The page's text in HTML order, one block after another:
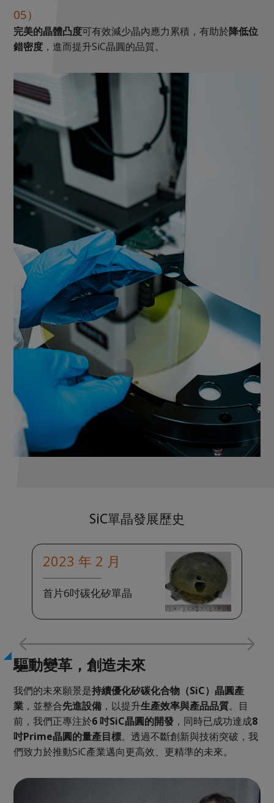
05）
完美的晶體凸度可有效減少晶內應力累積，有助於降低位
錯密度 ，進而提升SiC晶圓的品質。
SiC單晶發展歷史
2023 年 2 月
首片6吋碳化矽單晶
驅動變革，創造未來
我們的未來願景是持續優化矽碳化合物（SiC）晶圓產
業 ，並整合先進設備 ，以提升生產效率與產品品質。目
前，我們正專注於6 吋SiC晶圓的開發 ，同時已成功達成8
吋Prime晶圓的量產目標。透過不斷創新與技術突破，我
們致力於推動SiC產業邁向更高效、更精準的未來。